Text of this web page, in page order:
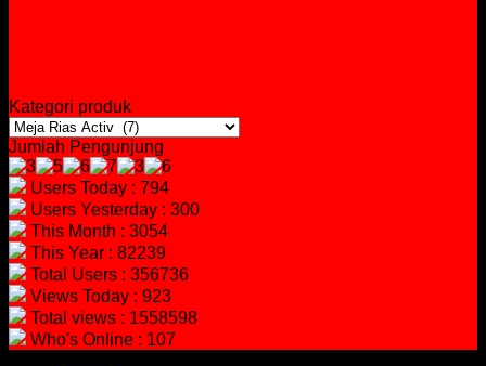
Kategori produk
Jumlah Pengunjung
Users Today : 794
Users Yesterday : 300
This Month : 3054
This Year : 82239
Total Users : 356736
Views Today : 923
Total views : 1558598
Who's Online : 107